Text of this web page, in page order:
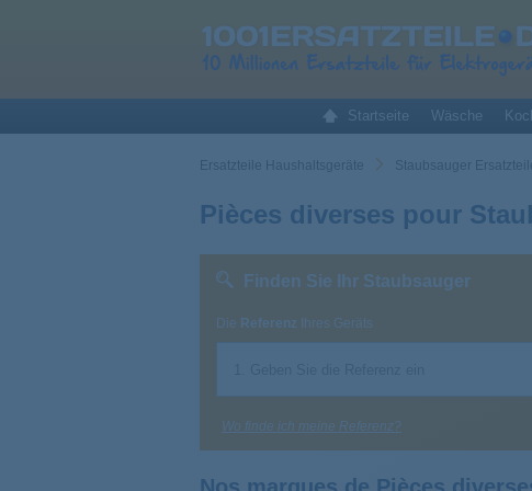
Startseite Wäsche
Ersatzteile Haushaltsgeräte Staubsauger
Pièces diverses pour
Finden Sie Ihr Staubsauger
Die Referenz Ihres Geräts
Wo finde ich meine Referenz?